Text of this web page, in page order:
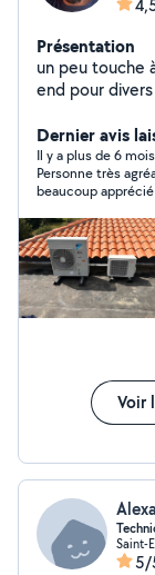
Présentation
un peu touche
end pour
Dernier avis
Il y a plus de 6 mois
Personne très agréable et
Voir
Saint-
5/